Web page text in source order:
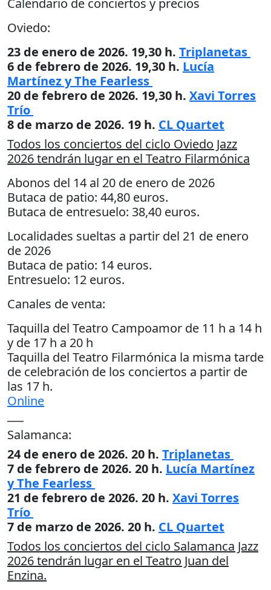
Oviedo:
23 de enero de 2026. 19,30 h. Triplanetas
6 de febrero de 2026. 19,30 h. Lucía
Martínez y The Fearless
20 de febrero de 2026. 19,30 h. Xavi Torres
Trío
8 de marzo de 2026. 19 h. CL Quartet
Todos los conciertos del ciclo Oviedo Jazz
2026 tendrán lugar en el Teatro Filarmónica
Abonos del 14 al 20 de enero de 2026
Butaca de patio: 44,80 euros.
Butaca de entresuelo: 38,40 euros.
Localidades sueltas a partir del 21 de enero
de 2026
Butaca de patio: 14 euros.
Entresuelo: 12 euros.
Canales de venta:
Taquilla del Teatro Campoamor de 11 h a 14 h
y de 17 h a 20 h
Taquilla del Teatro Filarmónica la misma tarde
de celebración de los conciertos a partir de
las 17 h.
Online
Salamanca:
24 de enero de 2026. 20 h. Triplanetas
7 de febrero de 2026. 20 h. Lucía Martínez
y The Fearless
21 de febrero de 2026. 20 h. Xavi Torres
Trío
7 de marzo de 2026. 20 h. CL Quartet
Todos los conciertos del ciclo Salamanca Jazz
2026 tendrán lugar en el Teatro Juan del
Enzina.